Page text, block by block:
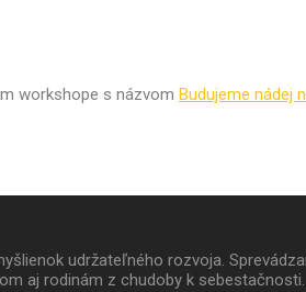
workshope s názvom Budujeme nádej
udržateľného rozvoja.
aj rodinám z chudoby k sebestačnosti.